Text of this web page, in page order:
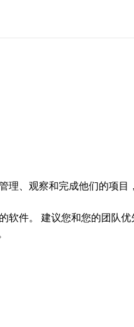
、观察和完成他们的项目
软件。 建议您和您的团队